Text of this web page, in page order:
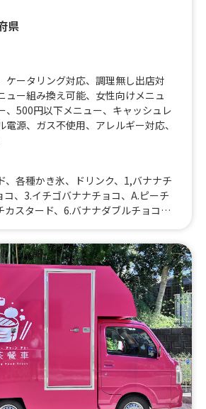
県
ケータリング対応、 調理無し出店対
ュー組み換え可能、 女性向けメニュ
、 500円以下メニュー、 キャッシュレ
電源、 ガス不使用、 アレルギー対応、
、各種かき氷、ドリンク、1,バナナチ
コ、3.イチゴバナナチョコ、A.ピーチ
カスタード、6.バナナダブルチョコ、
ードホイップ、10.イチゴチョコカス
イチゴバナナチョコカスタードホイ
、14.バターシュガー、15.チョコホイ
コ